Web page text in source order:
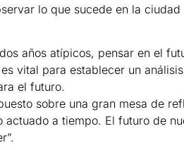
lo que sucede en la
años atípicos, pensar en el
vital para establecer un
el futuro.
sobre una gran mesa de
a tiempo. El futuro de